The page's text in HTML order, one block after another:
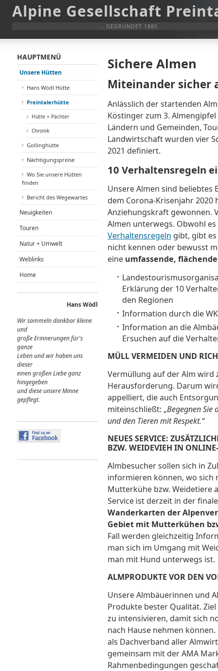
Alpine Gesellschaft
... GEGRÜNDET 1885
Sichere Almen
Miteinander sicher
Anlässlich der startenden
Köstinger zum 3.
Ländern und Gemeinden,
Landwirtschaft wurden vier
2021 definiert.
10 Verhaltensregeln
Unsere Almen sind beliebtes
dem Corona-Krisenjahr
Anziehungskraft gewonnen.
Almen unterwegs. Obwohl es
Verhaltensregeln gibt, gibt
nicht kennen oder bewusst
eine umfassende,
Erklärung der 10
den Regionen
Information durch die
Information an die
Ersuchen auf die
MÜLL VERMEIDEN UND
Vermüllung auf der Alm
Herausforderung. Darum
appelliert, die auch
miteinschließt: „Begegnen Sie
und den Tieren mit Respekt.“
NEUES SERVICE:
BZW. WEIDEVIEH IN
Almbesucher sollen sich in
informieren können, wo sich
Mutterkühe bzw. Weidetiere
Service ist derzeit in der
Wanderkarten der
Gebiet mit Mutterkühen
Fall werden gleichzeitig
man sich im Umgang mit
man mit Hund unterwegs ist.
ALMPRODUKTE VOR DEN
Unsere Almbäuerinnen und
Produkte bester Qualität.
zu intensivieren, damit sich
nach Hause nehmen können.
als Dachverband aller
gemeinsam mit der AMA
Rahmenbedingungen
HAUPTMENÜ
Unsere Hütten
Hans Wödl Hütte
Preintalerhütte
Hütte + Pächter
Chronik
Gollinghütte
Nächtigungspreise
Wo Sie unsere Hütten
finden
Bericht des Wegewartes
Neuigkeiten
Touren
Natur + Umwelt
Weblinks
Home
Hans Wödl
Wir sammeln dankbar kleine
und
große Erinnerungen für's
ganze
Leben und wir haben uns
dieser
einen großen Liebe ganz
hingegeben
und diese unsere Minne
gepflegt.